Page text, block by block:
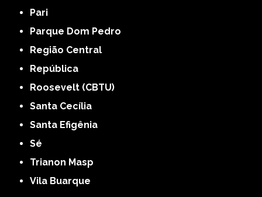
Pari
Parque Dom Pedro
Região Central
República
Roosevelt (CBTU)
Santa Cecília
Santa Efigênia
Sé
Trianon Masp
Vila Buarque